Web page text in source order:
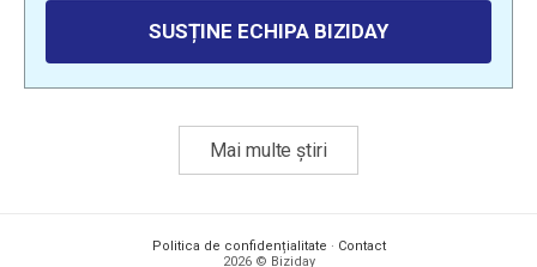
SUSȚINE ECHIPA BIZIDAY
Mai multe știri
Politica de confidențialitate · Contact
2026 © Biziday